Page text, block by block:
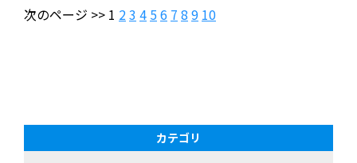
次のページ >> 1 23 4 5 6 7 8 9 10
カテゴリ